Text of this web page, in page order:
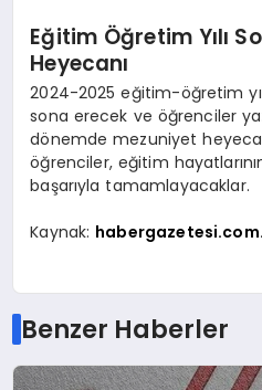
Eğitim Öğretim Yılı
Heyecanı
2024-2025 eğitim-öğretim
sona erecek ve öğrenciler
dönemde mezuniyet
öğrenciler, eğitim
başarıyla tamamlayacaklar.
Kaynak:
Benzer Haberler